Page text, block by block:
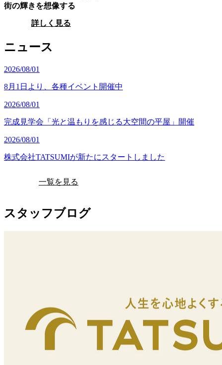
街の輝きを想像する
詳しく見る
ニュース
2026/08/01
8月1日より、各種イベント開催中
2026/08/01
完成見学会「光と温もりを感じる大空間の平屋」開催
2026/08/01
株式会社TATSUMIが新たにスタートしました
一覧を見る
スタッフブログ